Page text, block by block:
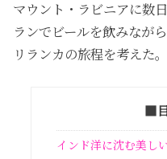
マウント・ラビニアに数
ランでビールを飲みなが
リランカの旅程を考えた。
■
インド洋に沈む美し